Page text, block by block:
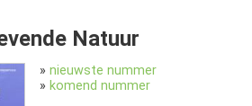
Natuur
» nieuwste nummer
» komend nummer